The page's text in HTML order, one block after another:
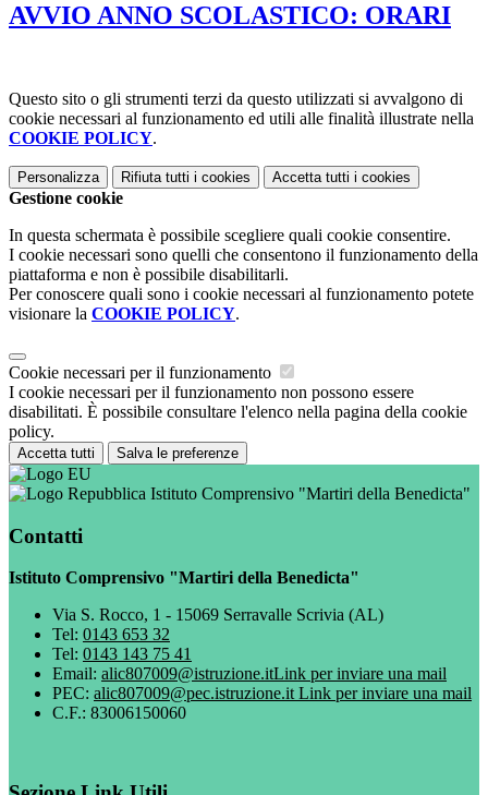
AVVIO ANNO SCOLASTICO: ORARI
Questo sito o gli strumenti terzi da questo utilizzati si avvalgono di
cookie necessari al funzionamento ed utili alle finalità illustrate nella
COOKIE POLICY.
Personalizza Rifiuta tutti i cookies Accetta tutti i cookies
Gestione cookie
In questa schermata è possibile scegliere quali cookie consentire.
I cookie necessari sono quelli che consentono il funzionamento della
piattaforma e non è possibile disabilitarli.
Per conoscere quali sono i cookie necessari al funzionamento potete
visionare la COOKIE POLICY.
Cookie necessari per il funzionamento
I cookie necessari per il funzionamento non possono essere
disabilitati. È possibile consultare l'elenco nella pagina della cookie
policy.
Accetta tutti Salva le preferenze
Istituto Comprensivo "Martiri della Benedicta"
Contatti
Istituto Comprensivo "Martiri della Benedicta"
Via S. Rocco, 1 - 15069 Serravalle Scrivia (AL)
Tel: 0143 653 32
Tel: 0143 143 75 41
Email: alic807009@istruzione.itLink per inviare una mail
PEC: alic807009@pec.istruzione.it Link per inviare una mail
C.F.: 83006150060